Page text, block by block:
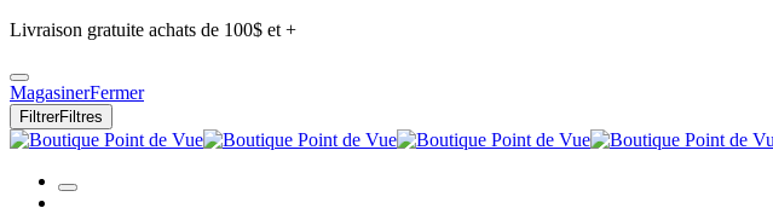
Livraison gratuite achats de 100$ et +
MagasinerFermer
FiltrerFiltres